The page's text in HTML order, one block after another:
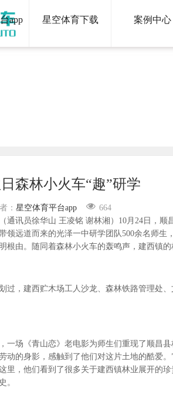
app 星空体育下载 案例中心
森林小火车“趣”研学
：星空体育平台app
664
讯员徐华山 王凌铭 谢林湘）10月24日，顺
领远道而来的光泽一中研学团队500余名师生
根由。随同着森林小火车的轰鸣声，建西镇的
，建西贮木场工人沙龙、森林铁路管理处
场《青山恋》老电影为师生们重现了顺昌县
动的身影，感触到了他们对这片土地的酷爱
里，他们看到了很多关于建西镇林业展开的
。